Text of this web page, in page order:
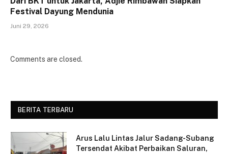
Festival Dayung Mendunia
Juni 29, 2026
Comments are closed.
BERITA TERBARU
Arus Lalu Lintas Jalur Sadang-Subang
Tersendat Akibat Perbaikan Saluran,